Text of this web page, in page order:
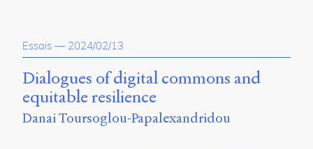
Essais — 2024/02/13
Dialogues of digital commons and
equitable resilience
Danai Toursoglou-Papalexandridou